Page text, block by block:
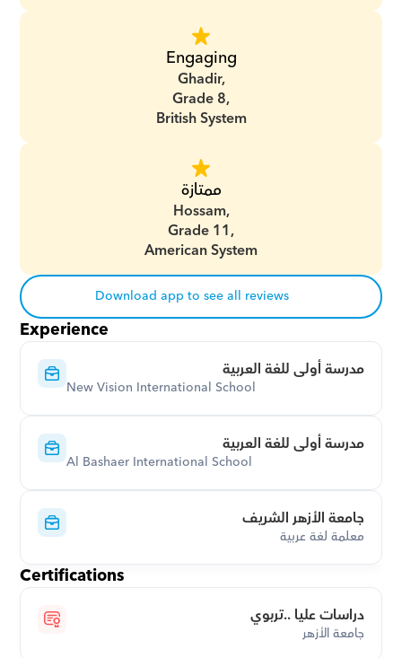
Engaging
Ghadir,
Grade 8,
British System
ممتازة
Hossam,
Grade 11,
American System
Download app to see all reviews
Experience
مدرسة أولى للغة العربية
New Vision International School
مدرسة أولى للغة العربية
Al Bashaer International School
جامعة الأزهر الشريف
معلمة لغة عربية
Certifications
دراسات عليا ..تربوي
جامعة الأزهر